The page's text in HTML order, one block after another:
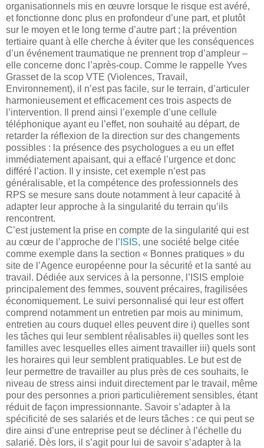
organisationnels mis en œuvre lorsque le risque est avéré,
et fonctionne donc plus en profondeur d’une part, et plutôt
sur le moyen et le long terme d’autre part ; la prévention
tertiaire quant à elle cherche à éviter que les conséquences
d’un événement traumatique ne prennent trop d’ampleur –
elle concerne donc l’après-coup. Comme le rappelle Yves
Grasset de la scop VTE (Violences, Travail,
Environnement), il n’est pas facile, sur le terrain, d’articuler
harmonieusement et efficacement ces trois aspects de
l’intervention. Il prend ainsi l’exemple d’une cellule
téléphonique ayant eu l’effet, non souhaité au départ, de
retarder la réflexion de la direction sur des changements
possibles : la présence des psychologues a eu un effet
immédiatement apaisant, qui a effacé l’urgence et donc
différé l’action. Il y insiste, cet exemple n’est pas
généralisable, et la compétence des professionnels des
RPS se mesure sans doute notamment à leur capacité à
adapter leur approche à la singularité du terrain qu’ils
rencontrent.
C’est justement la prise en compte de la singularité qui est
au cœur de l’approche de l’ ISIS, une société belge citée
comme exemple dans la section « Bonnes pratiques » du
site de l’Agence européenne pour la sécurité et la santé au
travail. Dédiée aux services à la personne, l’ISIS emploie
principalement des femmes, souvent précaires, fragilisées
économiquement. Le suivi personnalisé qui leur est offert
comprend notamment un entretien par mois au minimum,
entretien au cours duquel elles peuvent dire i) quelles sont
les tâches qui leur semblent réalisables ii) quelles sont les
familles avec lesquelles elles aiment travailler iii) quels sont
les horaires qui leur semblent pratiquables. Le but est de
leur permettre de travailler au plus près de ces souhaits, le
niveau de stress ainsi induit directement par le travail, même
pour des personnes a priori particulièrement sensibles, étant
réduit de façon impressionnante. Savoir s’adapter à la
spécificité de ses salariés et de leurs tâches : ce qui peut se
dire ainsi d’une entreprise peut se décliner à l’échelle du
salarié. Dès lors, il s’agit pour lui de savoir s’adapter à la